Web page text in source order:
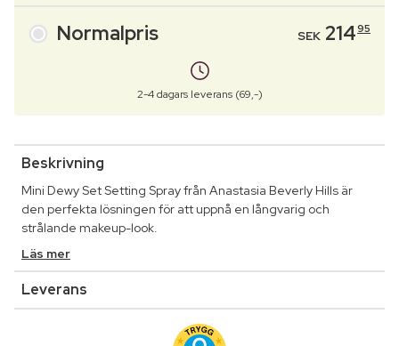
Normalpris SEK 21495
2-4 dagars leverans (69,-)
Beskrivning
Mini Dewy Set Setting Spray från Anastasia Beverly Hills är
den perfekta lösningen för att uppnå en långvarig och
strålande makeup-look.
Läs mer
Leverans